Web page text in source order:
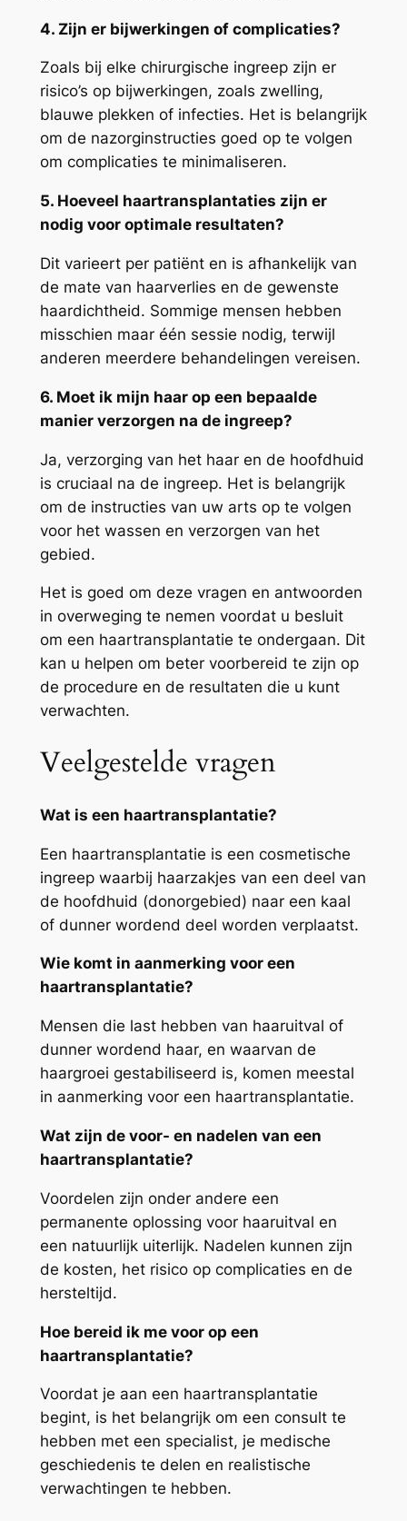
4. Zijn er bijwerkingen of complicaties?
Zoals bij elke chirurgische ingreep zijn er
risico’s op bijwerkingen, zoals zwelling,
blauwe plekken of infecties. Het is belangrijk
om de nazorginstructies goed op te volgen
om complicaties te minimaliseren.
5. Hoeveel haartransplantaties zijn er
nodig voor optimale resultaten?
Dit varieert per patiënt en is afhankelijk van
de mate van haarverlies en de gewenste
haardichtheid. Sommige mensen hebben
misschien maar één sessie nodig, terwijl
anderen meerdere behandelingen vereisen.
6. Moet ik mijn haar op een bepaalde
manier verzorgen na de ingreep?
Ja, verzorging van het haar en de hoofdhuid
is cruciaal na de ingreep. Het is belangrijk
om de instructies van uw arts op te volgen
voor het wassen en verzorgen van het
gebied.
Het is goed om deze vragen en antwoorden
in overweging te nemen voordat u besluit
om een haartransplantatie te ondergaan. Dit
kan u helpen om beter voorbereid te zijn op
de procedure en de resultaten die u kunt
verwachten.
Veelgestelde vragen
Wat is een haartransplantatie?
Een haartransplantatie is een cosmetische
ingreep waarbij haarzakjes van een deel van
de hoofdhuid (donorgebied) naar een kaal
of dunner wordend deel worden verplaatst.
Wie komt in aanmerking voor een
haartransplantatie?
Mensen die last hebben van haaruitval of
dunner wordend haar, en waarvan de
haargroei gestabiliseerd is, komen meestal
in aanmerking voor een haartransplantatie.
Wat zijn de voor- en nadelen van een
haartransplantatie?
Voordelen zijn onder andere een
permanente oplossing voor haaruitval en
een natuurlijk uiterlijk. Nadelen kunnen zijn
de kosten, het risico op complicaties en de
hersteltijd.
Hoe bereid ik me voor op een
haartransplantatie?
Voordat je aan een haartransplantatie
begint, is het belangrijk om een consult te
hebben met een specialist, je medische
geschiedenis te delen en realistische
verwachtingen te hebben.